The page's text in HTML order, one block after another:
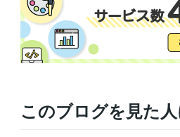
このブログを見た